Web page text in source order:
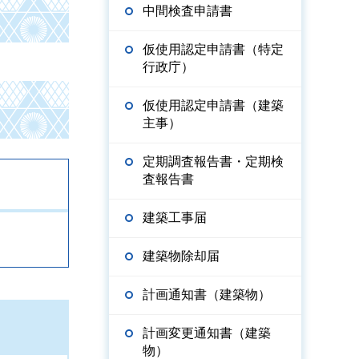
中間検査申請書
仮使用認定申請書（特定
行政庁）
仮使用認定申請書（建築
主事）
定期調査報告書・定期検
査報告書
建築工事届
建築物除却届
計画通知書（建築物）
計画変更通知書（建築
物）